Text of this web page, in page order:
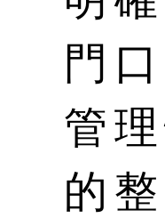
門
管
的